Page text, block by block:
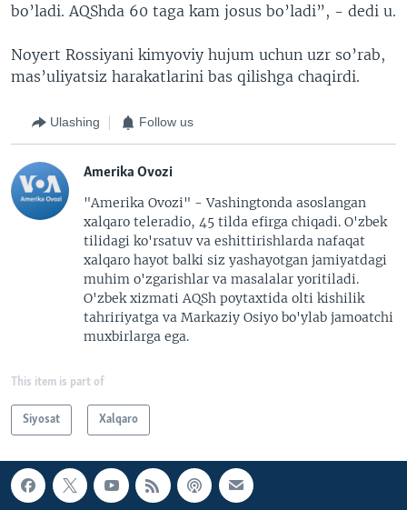
bo’ladi. AQShda 60 taga kam josus bo’ladi”, - dedi u.
Noyert Rossiyani kimyoviy hujum uchun uzr so’rab,
mas’uliyatsiz harakatlarini bas qilishga chaqirdi.
Ulashing Follow us
Amerika Ovozi
"Amerika Ovozi" - Vashingtonda asoslangan
xalqaro teleradio, 45 tilda efirga chiqadi. O'zbek
tilidagi ko'rsatuv va eshittirishlarda nafaqat
xalqaro hayot balki siz yashayotgan jamiyatdagi
muhim o'zgarishlar va masalalar yoritiladi.
O'zbek xizmati AQSh poytaxtida olti kishilik
tahririyatga va Markaziy Osiyo bo'ylab jamoatchi
muxbirlarga ega.
This item is part of
Siyosat Xalqaro